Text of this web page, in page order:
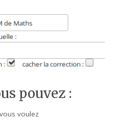
pouvez :
voulez